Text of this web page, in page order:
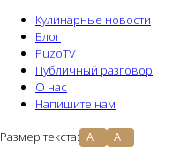
Кулинарные новости
Блог
PuzoTV
Публичный разговор
О нас
Напишите нам
Размер текста: A− A+